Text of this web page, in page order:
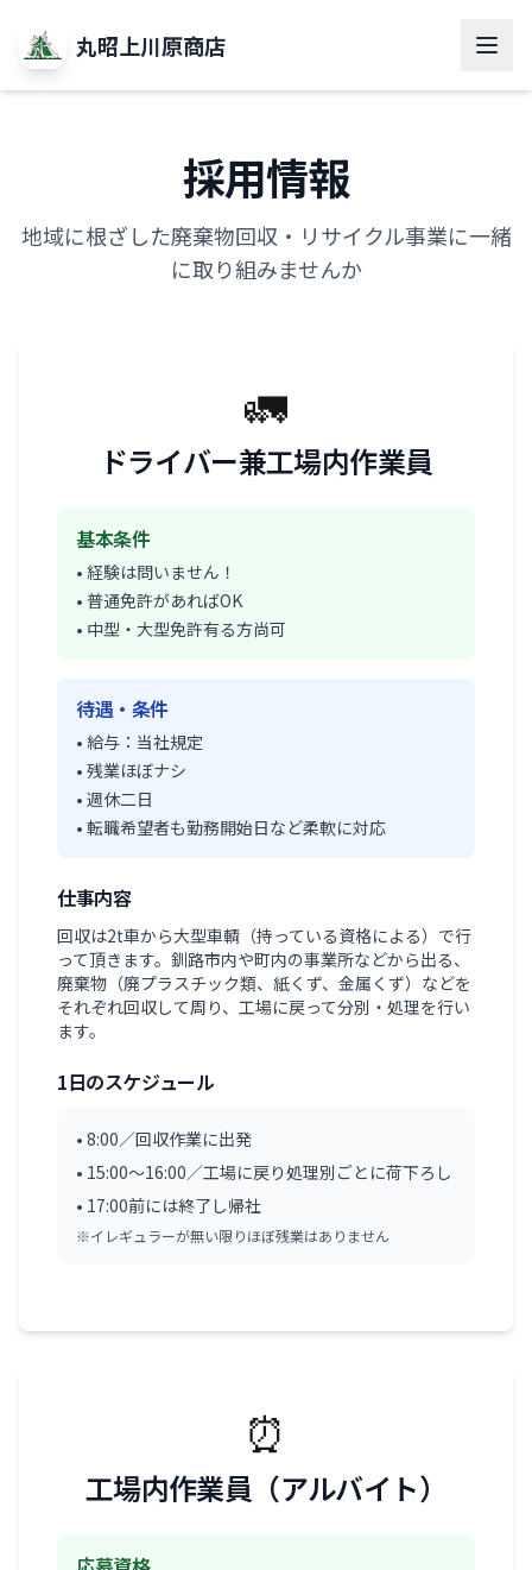
丸昭上川原商店
採用情報
地域に根ざした廃棄物回収・リサイクル事業に一緒
に取り組みませんか
🚛
ドライバー兼工場内作業員
基本条件
• 経験は問いません！
• 普通免許があればOK
• 中型・大型免許有る方尚可
待遇・条件
• 給与：当社規定
• 残業ほぼナシ
• 週休二日
• 転職希望者も勤務開始日など柔軟に対応
仕事内容
回収は2t車から大型車輌（持っている資格による）で行
って頂きます。釧路市内や町内の事業所などから出る、
廃棄物（廃プラスチック類、紙くず、金属くず）などを
それぞれ回収して周り、工場に戻って分別・処理を行い
ます。
1日のスケジュール
• 8:00／回収作業に出発
• 15:00〜16:00／工場に戻り処理別ごとに荷下ろし
• 17:00前には終了し帰社
※イレギュラーが無い限りほぼ残業はありません
⏰
工場内作業員（アルバイト）